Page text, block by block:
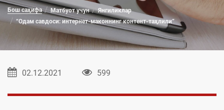
Бош саҳифа Матбуот учун
Янгиликлар
“Одам савдоси: интернет-маконнинг контент-таҳлили”
02.12.2021 599